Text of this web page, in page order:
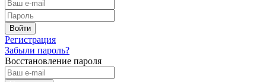
Регистрация
Забыли пароль?
Восстановление пароля